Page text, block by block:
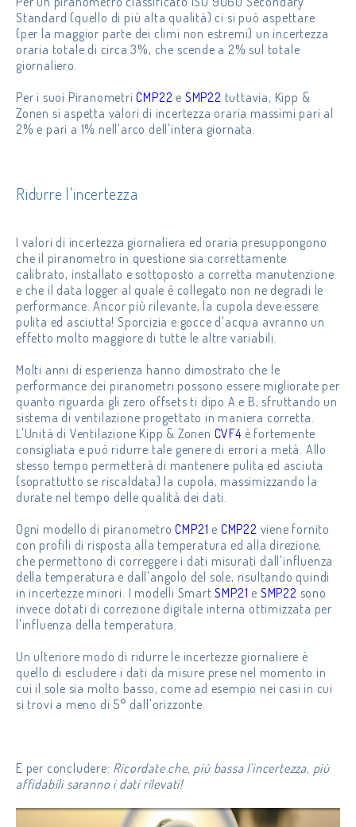
Standard (quello di più alta qualità) ci si può aspettare
(per la maggior parte dei climi non estremi) un incertezza
oraria totale di circa 3%, che scende a 2% sul totale
giornaliero.
Per i suoi PiranometriCMP22 e SMP22 tuttavia, Kipp &
Zonen si aspetta valori di incertezza oraria massimi pari al
2% e pari a 1% nell'arco dell'intera giornata.
Ridurre l'incertezza
I valori di incertezza giornaliera ed oraria presuppongono
che il piranometro in questione sia correttamente
calibrato, installato e sottoposto a corretta manutenzione
e che il data logger al quale è collegato non ne degradi le
performance. Ancor più rilevante, la cupola deve essere
pulita ed asciutta! Sporcizia e gocce d'acqua avranno un
effetto molto maggiore di tutte le altre variabili.
Molti anni di esperienza hanno dimostrato che le
performance dei piranometri possono essere migliorate per
quanto riguarda gli zero offsets ti dipo A e B, sfruttando un
sistema di ventilazione progettato in maniera corretta.
L'Unità di Ventilazione Kipp & Zonen CVF4è fortemente
consigliata e può ridurre tale genere di errori a metà. Allo
stesso tempo permetterà di mantenere pulita ed asciuta
(soprattutto se riscaldata) la cupola, massimizzando la
durate nel tempo delle qualità dei dati.
Ogni modello di piranometroCMP21 e CMP22 viene fornito
con profili di risposta alla temperatura ed alla direzione,
che permettono di correggere i dati misurati dall'influenza
della temperatura e dall'angolo del sole, risultando quindi
in incertezze minori. I modelli SmartSMP21 e SMP22 sono
invece dotati di correzione digitale interna ottimizzata per
l'influenza della temperatura.
Un ulteriore modo di ridurre le incertezze giornaliere è
quello di escludere i dati da misure prese nel momento in
cui il sole sia molto basso, come ad esempio nei casi in cui
si trovi a meno di 5° dall'orizzonte.
E per concludere: Ricordate che, più bassa l'incertezza, più
affidabili saranno i dati rilevati!